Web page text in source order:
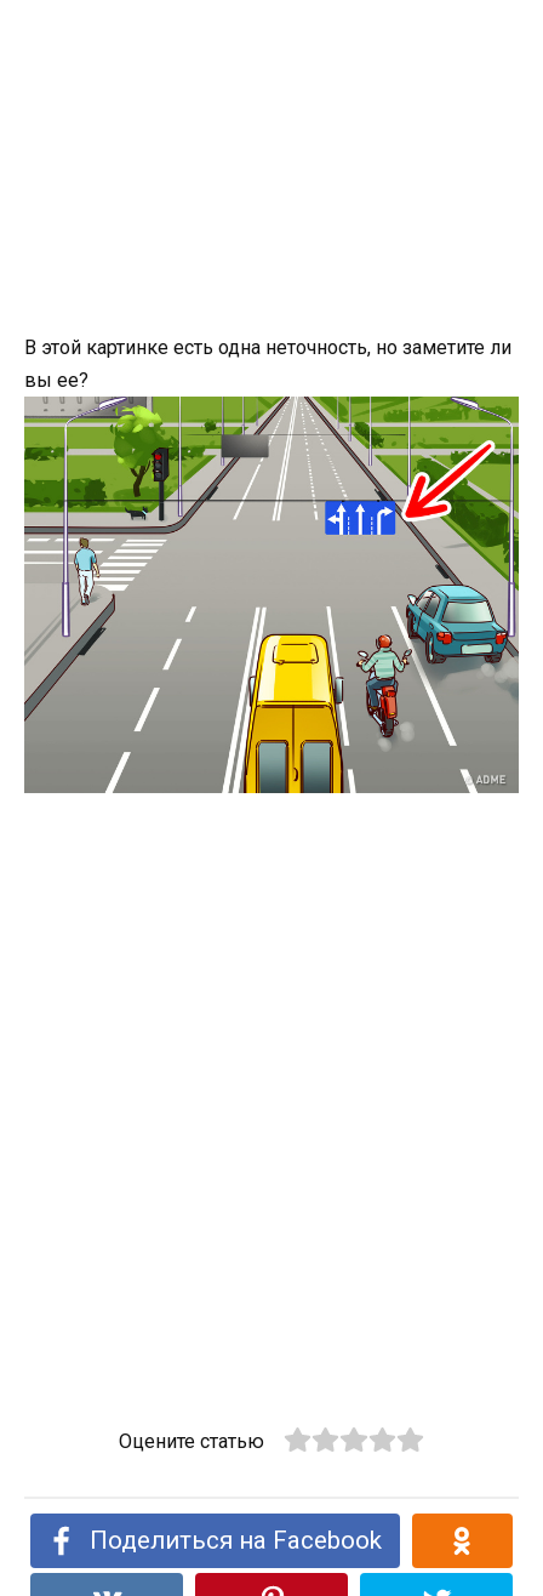
В этой картинке есть одна неточность, но заметите ли
вы ее?
Оцените статью
Поделиться на Facebook